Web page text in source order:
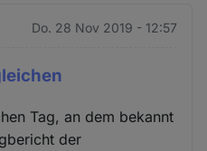
Do. 28 Nov 2019 - 12:57
Tag, an dem bekannt
der